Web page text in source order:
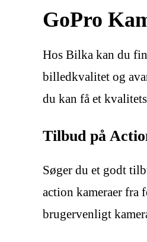
GoPro
Hos Bilka kan du
billedkvalitet og
du kan få et
Tilbud på
Søger du et godt
action kameraer fra
brugervenligt